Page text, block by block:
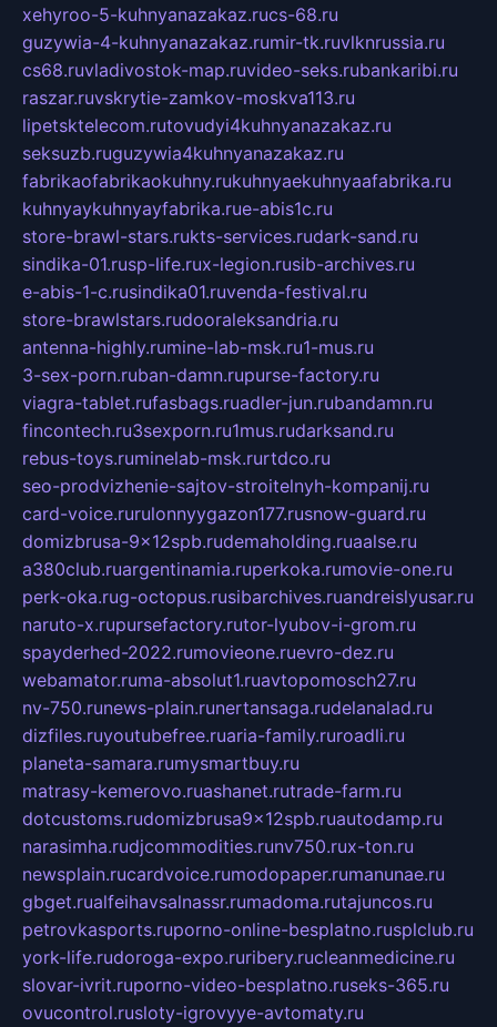
xehyroo-5-kuhnyanazakaz.rucs-68.ru
guzywia-4-kuhnyanazakaz.rumir-tk.ruvlknrussia.ru
cs68.ruvladivostok-map.ruvideo-seks.rubankaribi.ru
raszar.ruvskrytie-zamkov-moskva113.ru
lipetsktelecom.rutovudyi4kuhnyanazakaz.ru
seksuzb.ruguzywia4kuhnyanazakaz.ru
fabrikaofabrikaokuhny.rukuhnyaekuhnyaafabrika.ru
kuhnyaykuhnyayfabrika.rue-abis1c.ru
store-brawl-stars.rukts-services.rudark-sand.ru
sindika-01.rusp-life.rux-legion.rusib-archives.ru
e-abis-1-c.rusindika01.ruvenda-festival.ru
store-brawlstars.rudooraleksandria.ru
antenna-highly.rumine-lab-msk.ru1-mus.ru
3-sex-porn.ruban-damn.rupurse-factory.ru
viagra-tablet.rufasbags.ruadler-jun.rubandamn.ru
fincontech.ru3sexporn.ru1mus.rudarksand.ru
rebus-toys.ruminelab-msk.rurtdco.ru
seo-prodvizhenie-sajtov-stroitelnyh-kompanij.ru
card-voice.rurulonnyygazon177.rusnow-guard.ru
domizbrusa-9x12spb.rudemaholding.ruaalse.ru
a380club.ruargentinamia.ruperkoka.rumovie-one.ru
perk-oka.rug-octopus.rusibarchives.ruandreislyusar.ru
naruto-x.rupursefactory.rutor-lyubov-i-grom.ru
spayderhed-2022.rumovieone.ruevro-dez.ru
webamator.ruma-absolut1.ruavtopomosch27.ru
nv-750.runews-plain.runertansaga.rudelanalad.ru
dizfiles.ruyoutubefree.ruaria-family.ruroadli.ru
planeta-samara.rumysmartbuy.ru
matrasy-kemerovo.ruashanet.rutrade-farm.ru
dotcustoms.rudomizbrusa9x12spb.ruautodamp.ru
narasimha.rudjcommodities.runv750.rux-ton.ru
newsplain.rucardvoice.rumodopaper.rumanunae.ru
gbget.rualfeihavsalnassr.rumadoma.rutajuncos.ru
petrovkasports.ruporno-online-besplatno.rusplclub.ru
york-life.rudoroga-expo.ruribery.rucleanmedicine.ru
slovar-ivrit.ruporno-video-besplatno.ruseks-365.ru
ovucontrol.rusloty-igrovyye-avtomaty.ru